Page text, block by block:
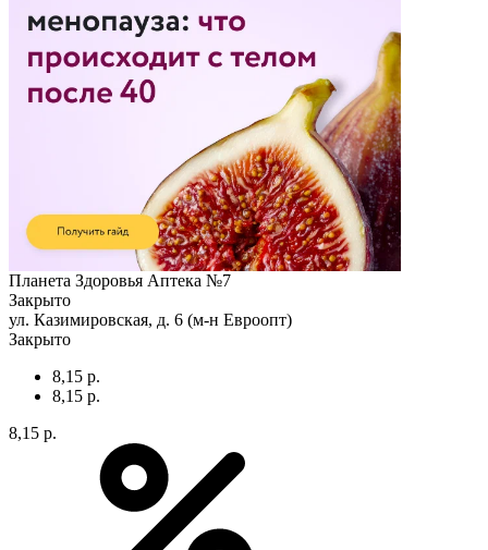
Планета Здоровья Аптека №7
Закрыто
ул. Казимировская, д. 6 (м-н Евроопт)
Закрыто
8,15 р.
8,15 р.
8,15 р.